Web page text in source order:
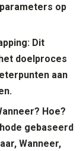
op
: Dit
doelproces
aan
Hoe?
gebaseerd
Wanneer,